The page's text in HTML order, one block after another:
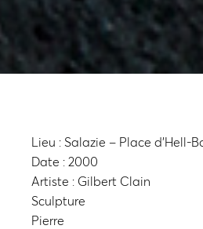
Lieu : Salazie – Place d’Hell-
Date : 2000
Artiste : Gilbert Clain
Sculpture
Pierre